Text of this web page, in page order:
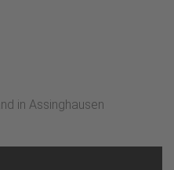
in Assinghausen